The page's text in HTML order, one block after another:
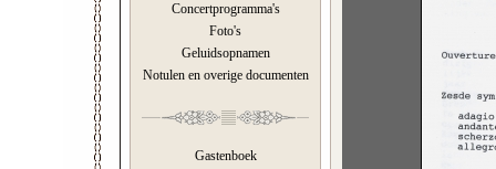
Concertprogramma's
Foto's
Geluidsopnamen
Notulen en overige documenten
Gastenboek